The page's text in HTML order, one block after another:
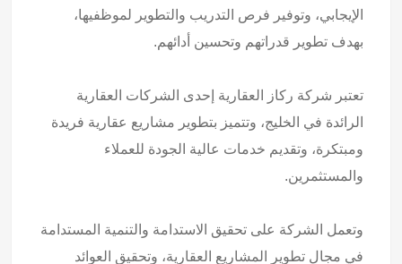
الإيجابي، وتوفير فرص التدريب والتطوير لموظفيها،
بهدف تطوير قدراتهم وتحسين أدائهم.
تعتبر شركة ركاز العقارية إحدى الشركات العقارية
الرائدة في الخليج، وتتميز بتطوير مشاريع عقارية فريدة
ومبتكرة، وتقديم خدمات عالية الجودة للعملاء
والمستثمرين.
وتعمل الشركة على تحقيق الاستدامة والتنمية المستدامة
في مجال تطوير المشاريع العقارية، وتحقيق العوائد